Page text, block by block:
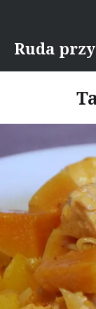
content
Ruda